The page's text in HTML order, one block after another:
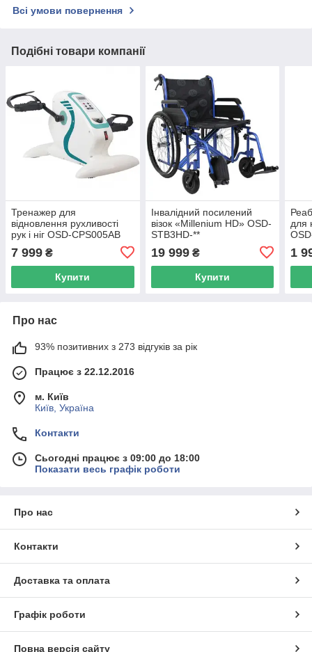
Всі умови повернення
Подібні товари компанії
Тренажер для
відновлення рухливості
рук і ніг OSD-CPS005AB
7 999 ₴
Купити
Інвалідний посилений
візок «Millenium HD» OSD-
STB3HD-**
19 999₴
Купити
для
1
Про нас
93% позитивних з 273 відгуків за рік
Працює з 22.12.2016
м. Київ
Київ, Україна
Контакти
Сьогодні працює з 09:00 до 18:00
Показати весь графік роботи
Про нас
Контакти
Доставка та оплата
Графік роботи
Повна версія сайту